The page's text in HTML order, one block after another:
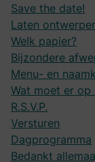
Save the date!
Laten
Welk papier?
Bijzondere
Menu- en
Wat moet er op
R.S.V.P.
Versturen
Dagprogramma
Bedankt